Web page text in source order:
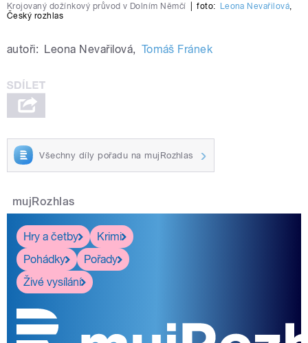
Krojovaný dožínkový průvod v Dolním Němčí foto: Leona Nevařilová
Český rozhlas
autoři: Leona Nevařilová, Tomáš Fránek
Všechny díly pořadu na mujRozhlas
mujRozhlas
Hry a četby
Krimi
Pohádky
Pořady
Živé vysílání